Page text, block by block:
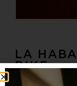
LA
BIKE